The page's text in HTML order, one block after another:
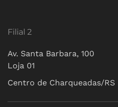
Filial 2
Av. Santa Barbara, 100
Loja 01
Centro de Charqueadas/RS